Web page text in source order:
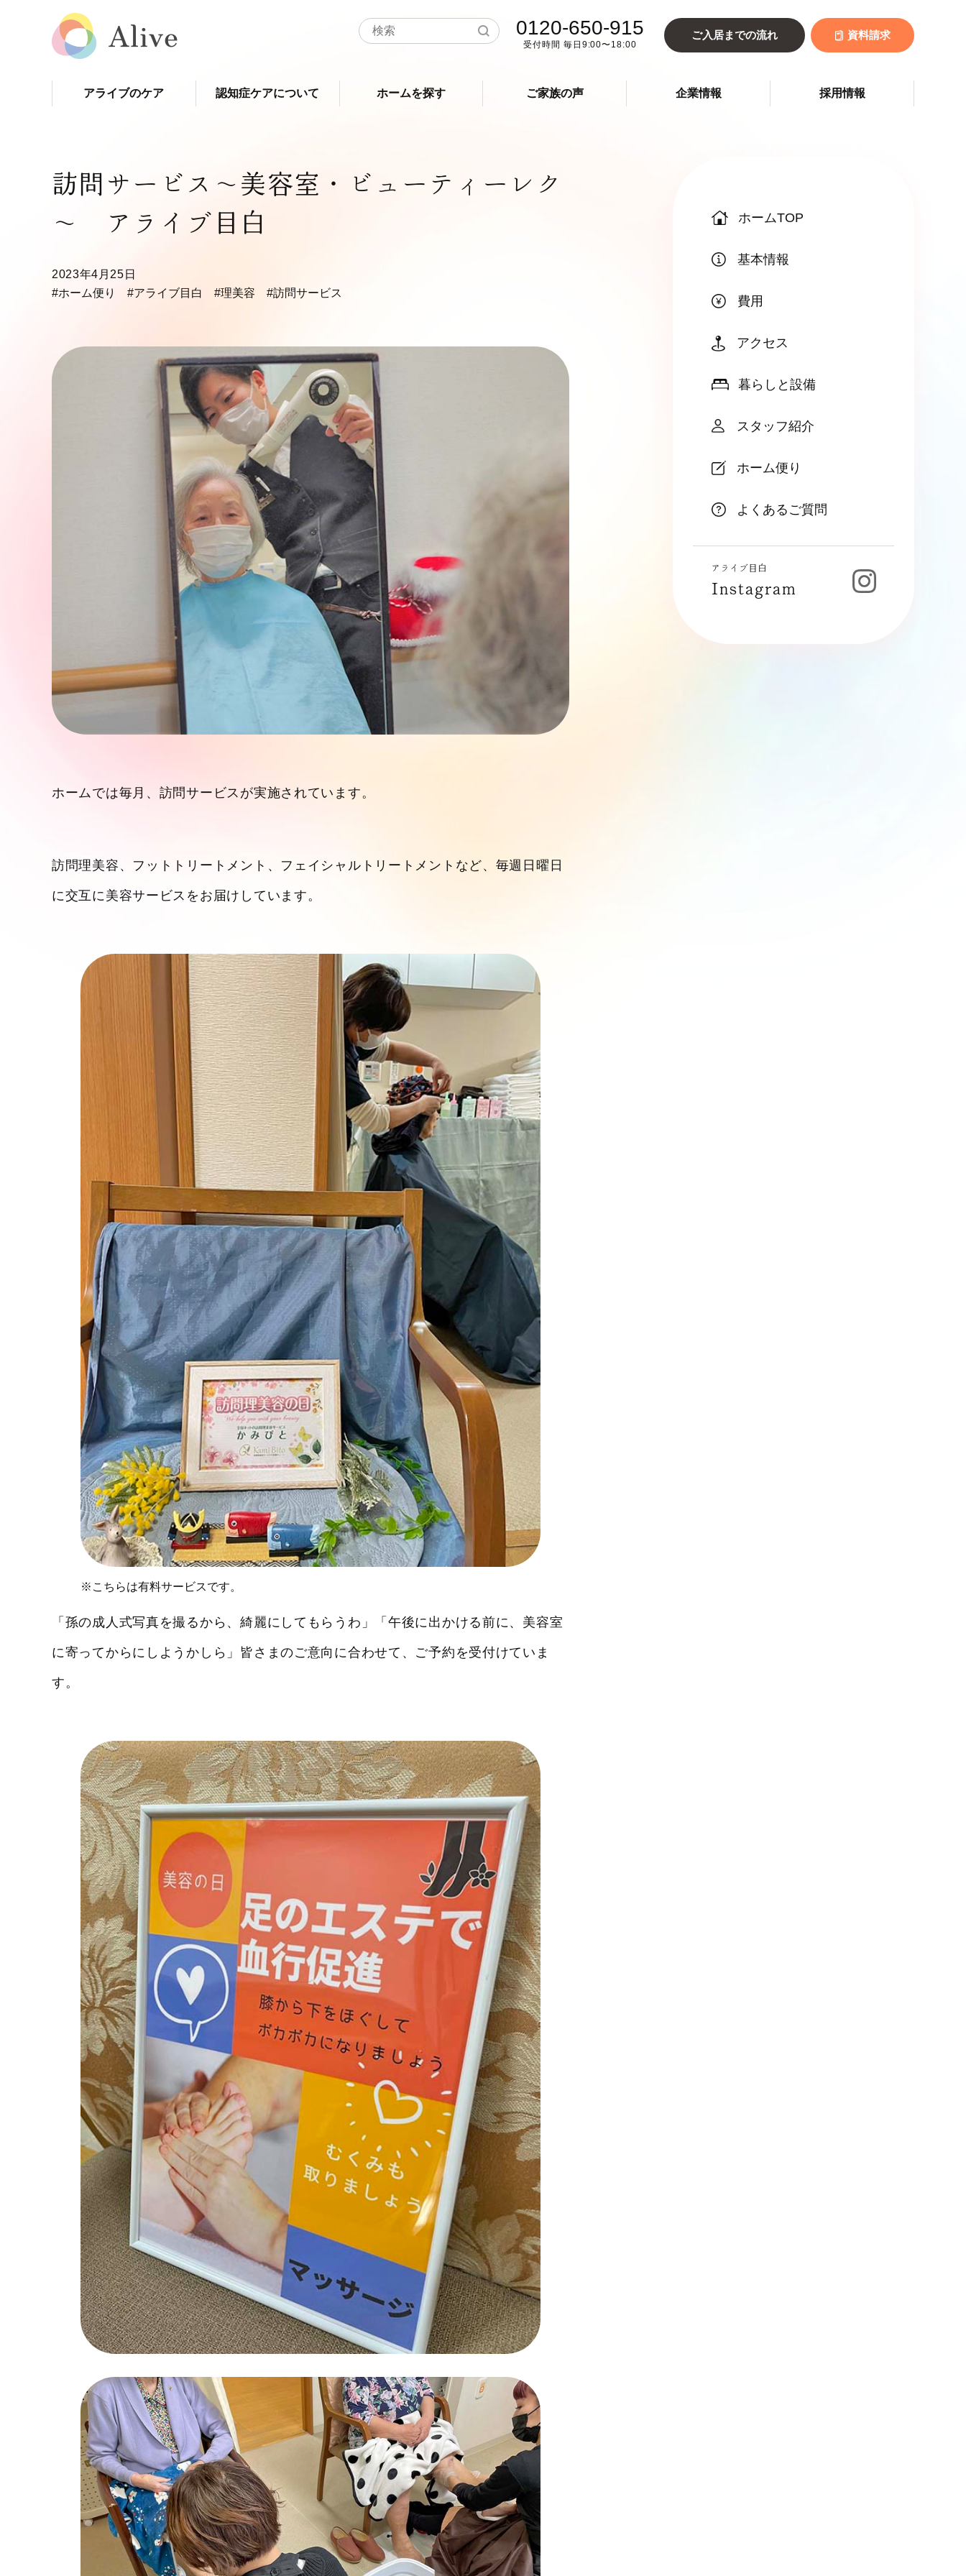
0120-650-915
受付時間 毎日9:00〜18:00
ご入居までの流れ 資料請求
アライブのケア 認知症ケアについて ホームを探す ご家族の声 企業情報 採用情報
ホームTOP
基本情報
費用
アクセス
暮らしと設備
スタッフ紹介
ホーム便り
よくあるご質問
アライブ目白
Instagram
訪問サービス～美容室・ビューティーレク
～ アライブ目白
2023年4月25日
#ホーム便り
#アライブ目白 #理美容 #訪問サービス
ホームでは毎月、訪問サービスが実施されています。
訪問理美容、フットトリートメント、フェイシャルトリートメントなど、毎週日曜日
に交互に美容サービスをお届けしています。
※こちらは有料サービスです。
「孫の成人式写真を撮るから、綺麗にしてもらうわ」「午後に出かける前に、美容室
に寄ってからにしようかしら」皆さまのご意向に合わせて、ご予約を受付けていま
す。